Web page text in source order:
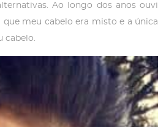
Ao longo dos anos ouvi
meu cabelo era misto e a única
cabelo.